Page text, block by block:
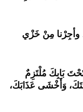
وأجِرْنا مِنْ خَزْي
بَابِكَ مُلْتَزِمٌ
وَأَخْشَى عَذَابَكَ،